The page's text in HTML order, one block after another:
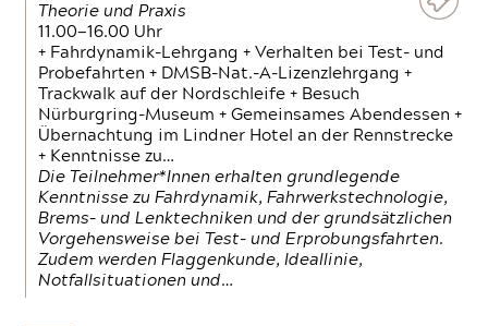
Theorie und Praxis
11.00—16.00 Uhr
+ Fahrdynamik-Lehrgang + Verhalten bei Test- und
Probefahrten + DMSB-Nat.-A-Lizenzlehrgang +
Trackwalk auf der Nordschleife + Besuch
Nürburgring-Museum + Gemeinsames Abendessen +
Übernachtung im Lindner Hotel an der Rennstrecke
+ Kenntnisse zu…
Die Teilnehmer*Innen erhalten grundlegende
Kenntnisse zu Fahrdynamik, Fahrwerkstechnologie,
Brems- und Lenktechniken und der grundsätzlichen
Vorgehensweise bei Test- und Erprobungsfahrten.
Zudem werden Flaggenkunde, Ideallinie,
Notfallsituationen und…